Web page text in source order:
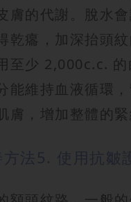
膚的代謝。脫水
乾癟，加深抬頭
至少 2,000c.c. 的
能維持血液循環
膚，增加整體的緊